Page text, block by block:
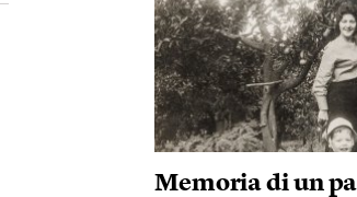
Memoria di un